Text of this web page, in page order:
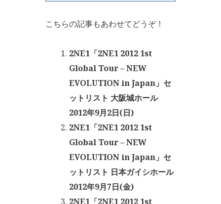
こちらの記事もあわせてどうぞ！
2NE1「2NE1 2012 1st
Global Tour – NEW
EVOLUTION in Japan」セ
ットリスト 大阪城ホール
2012年9月2日(日)
2NE1「2NE1 2012 1st
Global Tour – NEW
EVOLUTION in Japan」セ
ットリスト 日本ガイシホール
2012年9月7日(金)
2NE1「2NE1 2012 1st